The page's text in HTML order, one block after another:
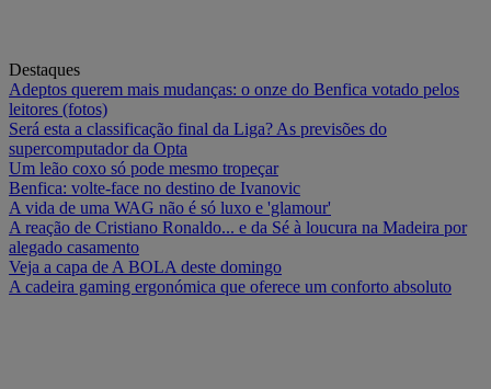
Destaques
Adeptos querem mais mudanças: o onze do Benfica votado pelos
leitores (fotos)
Será esta a classificação final da Liga? As previsões do
supercomputador da Opta
Um leão coxo só pode mesmo tropeçar
Benfica: volte-face no destino de Ivanovic
A vida de uma WAG não é só luxo e 'glamour'
A reação de Cristiano Ronaldo... e da Sé à loucura na Madeira por
alegado casamento
Veja a capa de A BOLA deste domingo
A cadeira gaming ergonómica que oferece um conforto absoluto